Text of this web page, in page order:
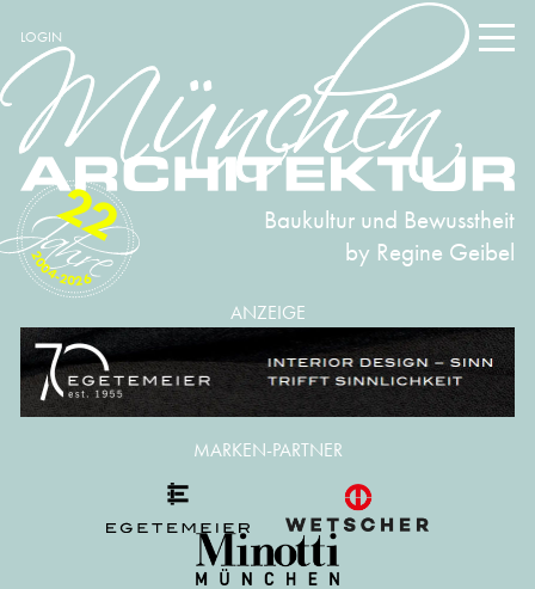
LOGIN
Baukultur und Bewusstheit
by Regine Geibel
2004-2026
22
ANZEIGE